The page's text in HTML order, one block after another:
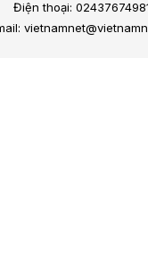
Điện thoại: